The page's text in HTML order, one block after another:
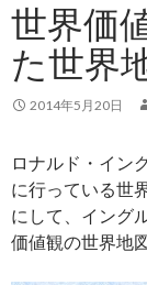
世界価
た世界
2014年5月20日
ロナルド・イン
に行っている世
にして、イング
価値観の世界地